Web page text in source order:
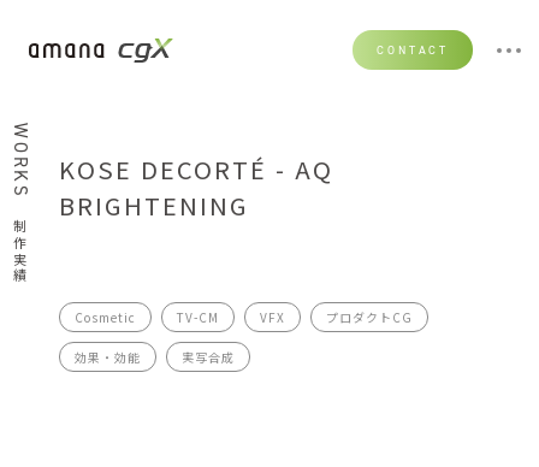
CONTACT
WORKS
制作実績
KOSE DECORTÉ - AQ
BRIGHTENING
Cosmetic TV-CM VFX プロダクトCG
効果・効能 実写合成